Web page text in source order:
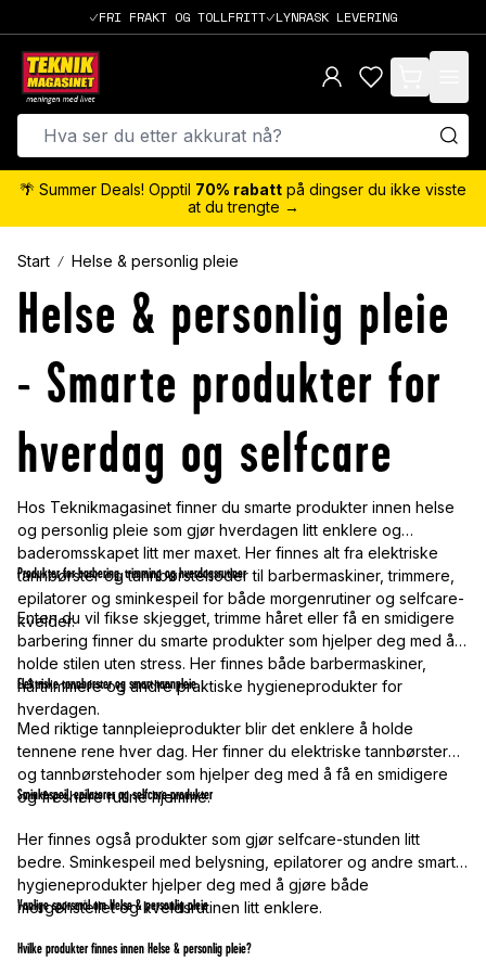
FRI FRAKT OG TOLLFRITT LYNRASK LEVERING
items in cart,
🌴 Summer Deals! Opptil 70% rabatt på dingser du ikke visste
at du trengte →
Start Helse & personlig pleie
Helse & personlig pleie
- Smarte produkter for
hverdag og selfcare
Hos Teknikmagasinet finner du smarte produkter innen helse
og personlig pleie som gjør hverdagen litt enklere og
baderomsskapet litt mer maxet. Her finnes alt fra elektriske
tannbørster og tannbørstehoder til barbermaskiner, trimmere,
epilatorer og sminkespeil for både morgenrutiner og selfcare-
kvelder.
Produkter for barbering, trimming og hverdagsrutiner
Enten du vil fikse skjegget, trimme håret eller få en smidigere
barbering finner du smarte produkter som hjelper deg med å
holde stilen uten stress. Her finnes både barbermaskiner,
hårtrimmere og andre praktiske hygieneprodukter for
hverdagen.
Elektriske tannbørster og smart tannpleie
Med riktige tannpleieprodukter blir det enklere å holde
tennene rene hver dag. Her finner du elektriske tannbørster
og tannbørstehoder som hjelper deg med å få en smidigere
og freshere rutine hjemme.
Sminkespeil, epilatorer og selfcare-produkter
Her finnes også produkter som gjør selfcare-stunden litt
bedre. Sminkespeil med belysning, epilatorer og andre smarte
hygieneprodukter hjelper deg med å gjøre både
morgenstellet og kveldsrutinen litt enklere.
Vanlige spørsmål om Helse & personlig pleie
Hvilke produkter finnes innen Helse & personlig pleie?